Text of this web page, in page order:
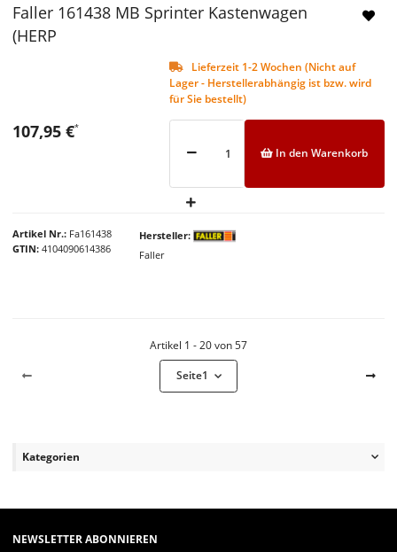
Faller 161438 MB Sprinter Kastenwagen
(HERP
Lieferzeit 1-2 Wochen (Nicht auf
Lager - Herstellerabhängig ist bzw. wird
für Sie bestellt)
Artikel Nr. Fa161438
GTIN 4104090614386
Hersteller
Faller
107,95 €*
In den Warenkorb
Artikel 1 - 20 von 57
Seite1
Kategorien
NEWSLETTER ABONNIEREN